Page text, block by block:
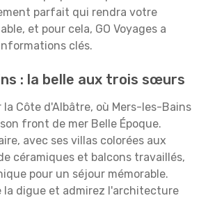
parfait qui rendra votre
et pour cela, GO Voyages a
clés.
: la belle aux trois sœurs
la Côte d'Albâtre, où Mers-les-Bains
front de mer Belle Époque.
avec ses villas colorées aux
céramiques et balcons travaillés,
pour un séjour mémorable.
la digue et admirez l'architecture